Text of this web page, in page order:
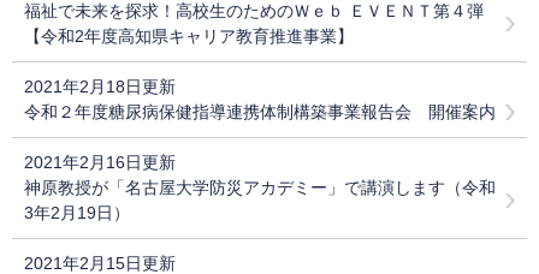
福祉で未来を探求！高校生のためのＷｅｂ ＥＶＥＮＴ第４弾
【令和2年度高知県キャリア教育推進事業】
2021年2月18日更新
令和２年度糖尿病保健指導連携体制構築事業報告会 開催案内
2021年2月16日更新
神原教授が「名古屋大学防災アカデミー」で講演します（令和
3年2月19日）
2021年2月15日更新